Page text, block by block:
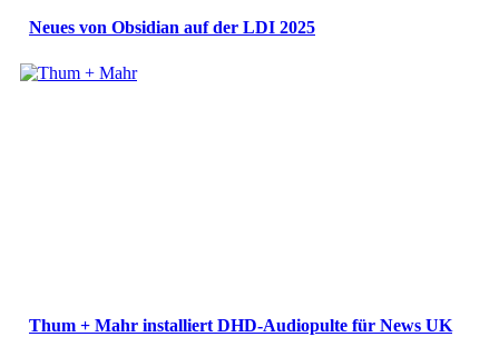
Neues von Obsidian auf der LDI 2025
Thum + Mahr installiert DHD-Audiopulte für News UK